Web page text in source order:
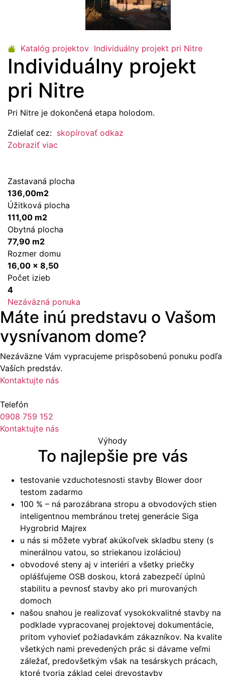
Katalóg projektov Individuálny projekt pri Nitre
Individuálny projekt
pri Nitre
Pri Nitre je dokončená etapa holodom.
Zdielať cez: skopírovať odkaz
Zobraziť viac
Zastavaná plocha
136,00m2
Úžitková plocha
111,00 m2
Obytná plocha
77,90 m2
Rozmer domu
16,00 x 8,50
Počet izieb
4
Nezáväzná ponuka
Máte inú predstavu o Vašom
vysnívanom dome?
Nezáväzne Vám vypracujeme prispôsobenú ponuku podľa
Vaších predstáv.
Kontaktujte nás
Telefón
0908 759 152
Kontaktujte nás
Výhody
To najlepšie pre vás
testovanie vzduchotesnosti stavby Blower door
testom zadarmo
100 % – ná parozábrana stropu a obvodových stien
inteligentnou membránou tretej generácie Siga
Hygrobrid Majrex
u nás si môžete vybrať akúkoľvek skladbu steny (s
minerálnou vatou, so striekanou izoláciou)
obvodové steny aj v interiéri a všetky priečky
oplášťujeme OSB doskou, ktorá zabezpečí úplnú
stabilitu a pevnosť stavby ako pri murovaných
domoch
našou snahou je realizovať vysokokvalitné stavby na
podklade vypracovanej projektovej dokumentácie,
pritom vyhovieť požiadavkám zákazníkov. Na kvalite
všetkých nami prevedených prác si dávame veľmi
záležať, predovšetkým však na tesárskych prácach,
ktoré tvoria základ celej drevostavby